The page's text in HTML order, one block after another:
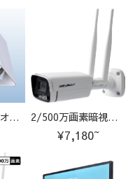
【防犯カメラのオプション商品】取付金具 ポハール 2/500万画素暗視モード対応広角レンズ搭載 M-GB201
¥7,180~